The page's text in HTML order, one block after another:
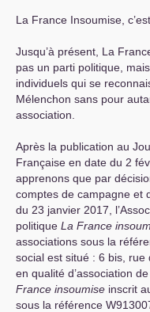
La France Insoumise,
Jusqu’à présent, La
pas un parti politique,
individuels qui se
Mélenchon sans pour
association.
Après la publication au
Française en date du 2
apprenons que par
comptes de campagne et
du 23 janvier 2017,
politique La France
associations sous la
social est situé : 6 bis, rue
en qualité d’association
France insoumise inscrit
sous la référence